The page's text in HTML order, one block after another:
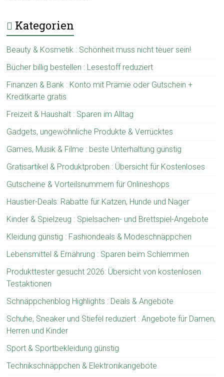
Kategorien
Beauty & Kosmetik : Schönheit muss nicht teuer sein!
Bücher billig bestellen : Lesestoff reduziert
Finanzen & Bank : Konto mit Prämie oder Gutschein +
Kreditkarte gratis
Freizeit & Haushalt : Sparen im Alltag
Gadgets, ungewöhnliche Produkte & Verrücktes
Games, Musik & Filme : beste Unterhaltung günstig
Gratisartikel & Produktproben : Übersicht für Kostenloses
Gutscheine & Vorteilsnummern für Onlineshops
Haustier-Deals: Rabatte für Katzen, Hunde und Nager
Kinder & Spielzeug : Spielsachen- und Brettspiel-Angebote
Kleidung günstig : Fashiondeals & Modeschnäppchen
Lebensmittel & Ernährung : Sparen beim Schlemmen
Produkttester gesucht 2026: Übersicht von kostenlosen
Testaktionen
Schnäppchenblog Highlights : Deals & Angebote
Schuhe, Sneaker und Stiefel reduziert : Angebote für Damen,
Herren und Kinder
Sport & Sportbekleidung günstig
Technikschnäppchen & Elektronikangebote